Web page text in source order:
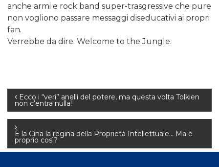
anche armi e rock band super-trasgressive che pure
non vogliono passare messaggi diseducativi ai propri
fan.
Verrebbe da dire: Welcome to the Jungle.
Navigazione
articoli
Ecco i “veri” anelli del potere, ma questa volta Tolkien
non c’entra nulla!
È la Cina la regina della Proprietà Intellettuale… Ma è
proprio così?